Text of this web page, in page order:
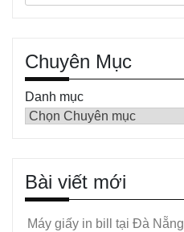
có
thể
được
chọn
sản
phẩm
Chuyên Mục
Danh mục
Bài viết mới
Máy giấy in bill tại Đà Nẵng